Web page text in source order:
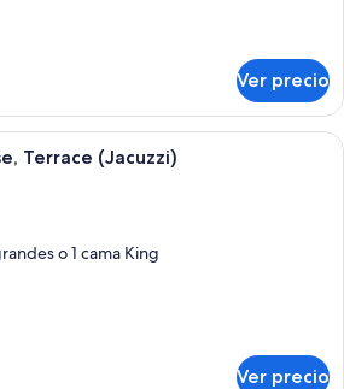
Ver precio
Camas con efecto memoria, minibar
Terrace (Jacuzzi)
o 1 cama King
Ver precio